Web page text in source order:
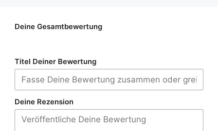
Deine Gesamtbewertung
Titel Deiner Bewertung
Deine Rezension